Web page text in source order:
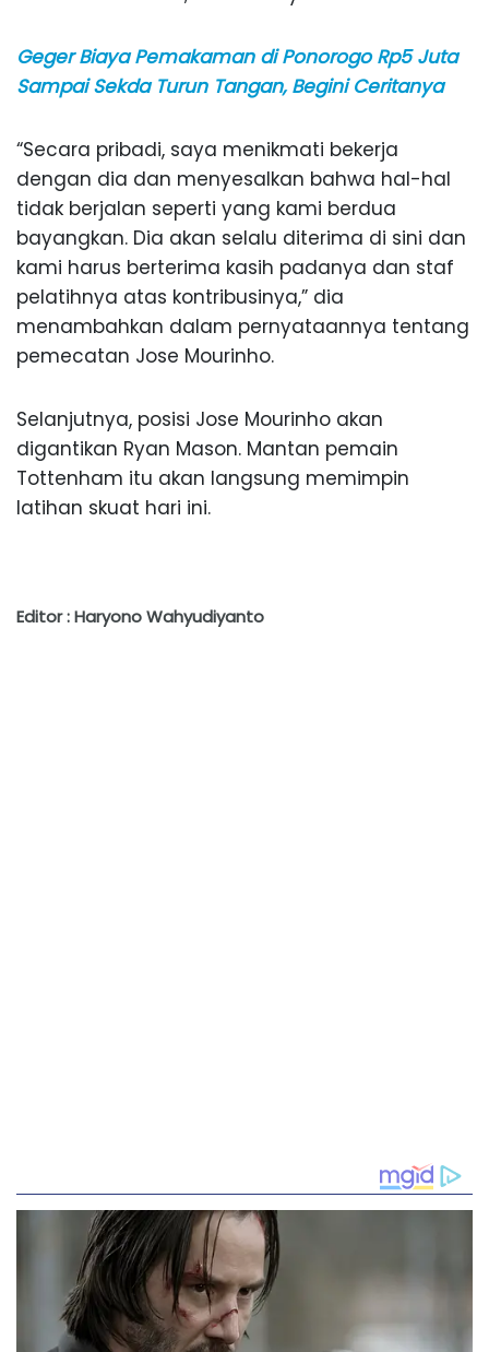
Geger Biaya Pemakaman di Ponorogo Rp5 Juta
Sampai Sekda Turun Tangan, Begini Ceritanya
“Secara pribadi, saya menikmati bekerja
dengan dia dan menyesalkan bahwa hal-hal
tidak berjalan seperti yang kami berdua
bayangkan. Dia akan selalu diterima di sini dan
kami harus berterima kasih padanya dan staf
pelatihnya atas kontribusinya,” dia
menambahkan dalam pernyataannya tentang
pemecatan Jose Mourinho.
Selanjutnya, posisi Jose Mourinho akan
digantikan Ryan Mason. Mantan pemain
Tottenham itu akan langsung memimpin
latihan skuat hari ini.
Editor : Haryono Wahyudiyanto